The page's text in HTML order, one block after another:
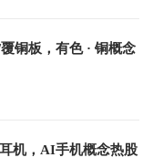
铜板，有色 · 铜概念
机，AI手机概念热股